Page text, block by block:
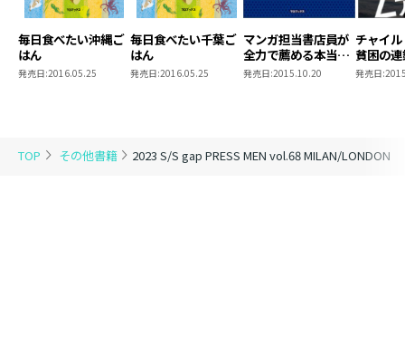
TOP その他書籍 2023 S/S gap PRESS MEN vol.68 MILAN/LONDON
毎日食べたい沖縄ご
はん
発売日:2016.05.25
毎日食べたい千葉ご
はん
発売日:2016.05.25
マンガ担当書店員が
全力で薦める本当に
すごいマンガはこれ
発売日:2015.10.20
チャイ
貧困の
られな
発売日: